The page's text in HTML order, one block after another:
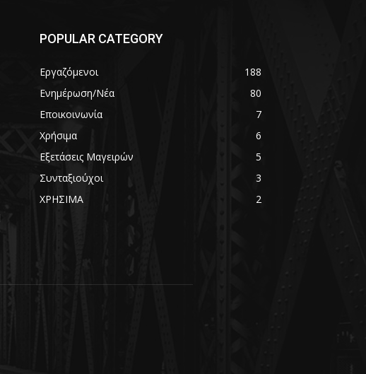
POPULAR CATEGORY
Εργαζόμενοι
188
Ενημέρωση/Νέα
80
Εποικοινωνία
7
Χρήσιμα
6
Εξετάσεις Μαγειρών
5
Συνταξιούχοι
3
ΧΡΗΣΙΜΑ
2